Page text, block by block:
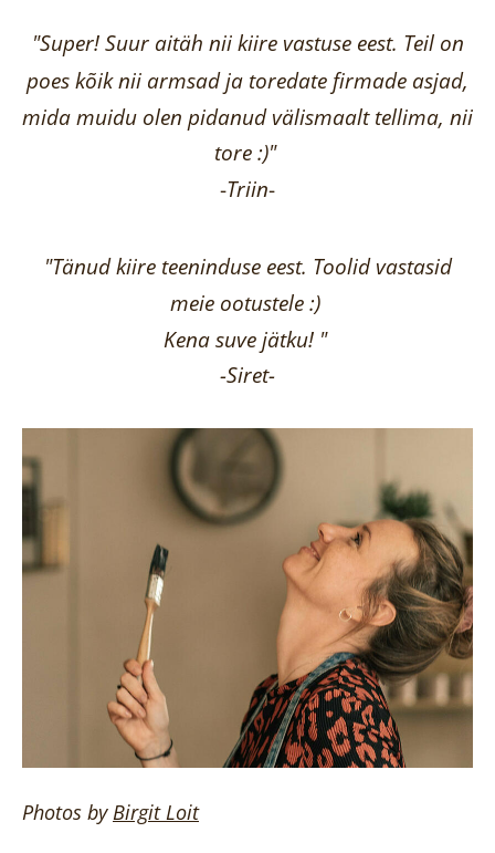
"Super! Suur aitäh nii kiire vastuse eest. Teil on
poes kõik nii armsad ja toredate firmade asjad,
mida muidu olen pidanud välismaalt tellima, nii
tore :)"
-Triin-
"Tänud kiire teeninduse eest. Toolid vastasid
meie ootustele :)
Kena suve jätku! "
-Siret-
Photos byBirgitLoit